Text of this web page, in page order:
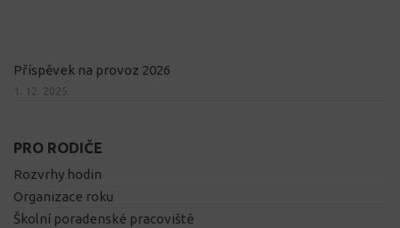
Příspěvek na provoz 2026
1. 12. 2025
PRO RODIČE
Rozvrhy hodin
Organizace roku
Školní poradenské pracoviště